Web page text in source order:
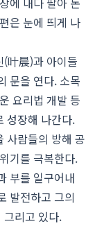
은 눈에 띄게 나
(叶晨)과 아이들
문을 연다. 소목
요리법 개발 등
성장해 나간다.
사람들의 방해 공
기를 극복한다.
부를 일구어내
발전하고 그의
그리고 있다.